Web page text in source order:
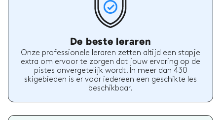
De beste leraren
Onze professionele leraren zetten altijd een stapje
extra om ervoor te zorgen dat jouw ervaring op de
pistes onvergetelijk wordt. In meer dan 430
skigebieden is er voor iedereen een geschikte les
beschikbaar.